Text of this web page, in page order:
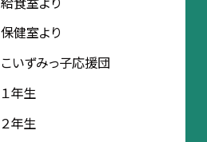
保健室より
こいずみっ子応援団
１年生
２年生